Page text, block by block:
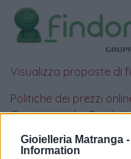
Gioielleria Matranga -
Information
Visualizza proposte di
Politiche dei prezzi
Caratteristiche
iRef: 93